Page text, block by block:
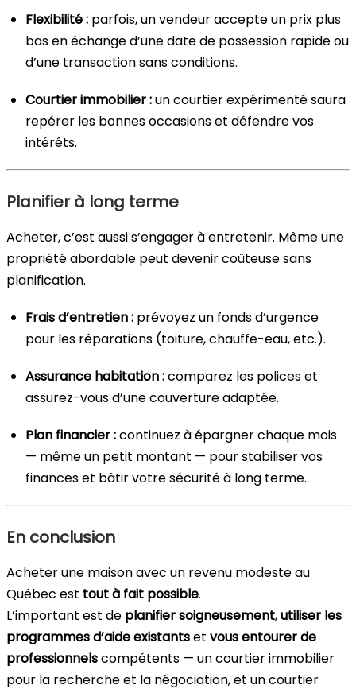
Flexibilité : parfois, un vendeur accepte un prix plus
bas en échange d’une date de possession rapide ou
d’une transaction sans conditions.
Courtier immobilier :un courtier expérimenté saura
repérer les bonnes occasions et défendre vos
intérêts.
Planifier à long terme
Acheter, c’est aussi s’engager à entretenir. Même une
propriété abordable peut devenir coûteuse sans
planification.
Frais d’entretien : prévoyez un fonds d’urgence
pour les réparations (toiture, chauffe-eau, etc.).
Assurance habitation :comparez les polices et
assurez-vous d’une couverture adaptée.
Plan financier :continuez à épargner chaque mois
— même un petit montant — pour stabiliser vos
finances et bâtir votre sécurité à long terme.
En conclusion
Acheter une maison avec un revenu modeste au
Québec est tout à fait possible.
L’important est de planifier soigneusement,utiliser les
programmes d’aide existantset vous entourer de
professionnelscompétents — un courtier immobilier
pour la recherche et la négociation, et un courtier